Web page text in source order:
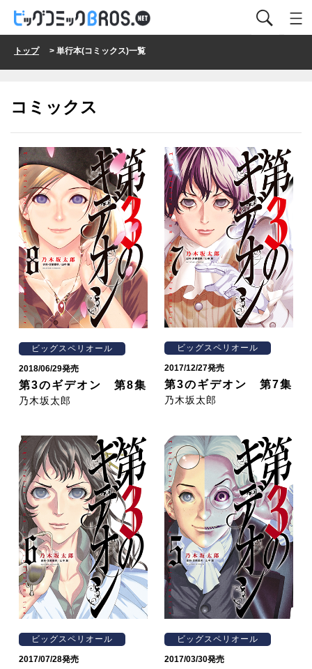
トップ> 単行本(コミックス)一覧
コミックス
ビッグスペリオール
2018/06/29発売
第3のギデオン 第8集
乃木坂太郎
ビッグスペリオール
2017/12/27発売
第3のギデオン 第7集
乃木坂太郎
ビッグスペリオール
2017/07/28発売
ビッグスペリオール
2017/03/30発売